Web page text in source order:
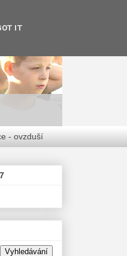
- ovzduší
IT